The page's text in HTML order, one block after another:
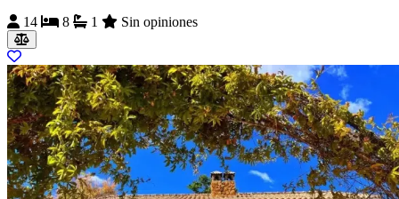
14
8 1 Sin opiniones